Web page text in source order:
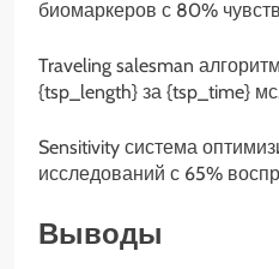
биомаркеров с 80%
Traveling salesman
{tsp_length} за {tsp_time}
Sensitivity система
исследований с 65%
Выводы